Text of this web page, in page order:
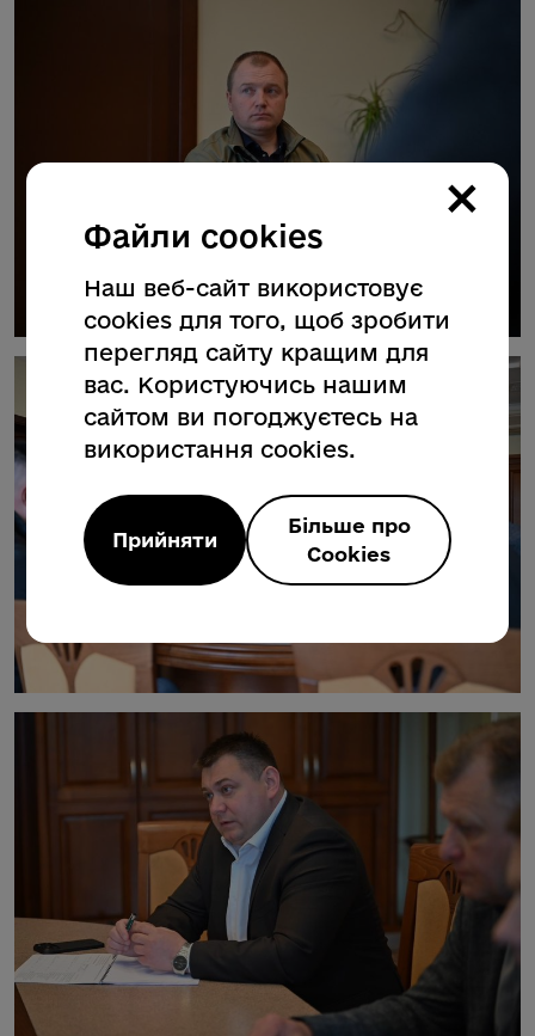
×
Файли cookies
Наш веб-сайт використовує
cookies для того, щоб зробити
перегляд сайту кращим для
вас. Користуючись нашим
сайтом ви погоджуєтесь на
використання cookies.
Прийняти
Більше про
Cookies